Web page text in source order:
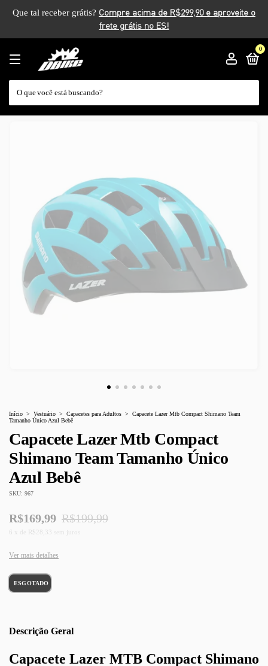
Que tal receber grátis?
0
Início > Vestuário > Capacetes para Adultos >
Capacete Lazer Mtb Compact Shimano Team
Tamanho Único Azul Bebê
Capacete Lazer Mtb Compact
Shimano Team Tamanho Único
Azul Bebê
SKU: 967
R$169,99 R$199,99
6 x R$28,33 sem juros
Ver mais detalhes
Descrição
Capacete Lazer MTB Compact Shimano